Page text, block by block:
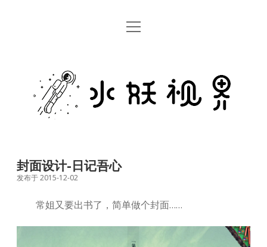
首页
关于
open
妖
视
封面设计-日记吾心
发布于 2015-12-02
常姐又要出书了，简单做个封面……